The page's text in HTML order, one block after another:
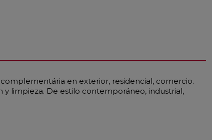
en exterior, residencial, comercio.
y limpieza. De estilo contemporáneo, industrial,